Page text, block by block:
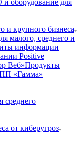
и оборудование для
и крупного бизнеса
малого, среднего и
информации
Positive
Веб»Продукты
«Гамма»
среднего
от киберугроз